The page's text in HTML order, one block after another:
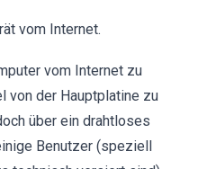
vom Internet.
vom Internet zu
von der Hauptplatine zu
über ein drahtloses
Benutzer (speziell